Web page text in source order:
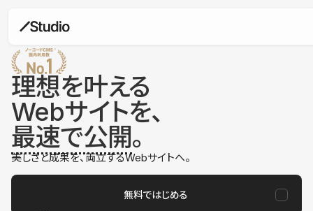
理想を叶える
Webサイトを、
最速で公開。
美しさと成果を、両立するWebサイトへ。
無料ではじめる